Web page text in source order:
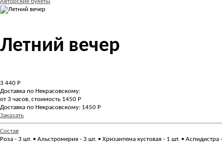
Летний вечер
3 440 Р
Доставка по Некрасовскому:
от 3 часов, стоимость 1450 Р
Доставка по Некрасовскому: 1450 Р
Заказать
Состав
Роза - 3 шт. • Альстромерия - 3 шт. • Хризантема кустовая - 1 шт. • Аспидистра